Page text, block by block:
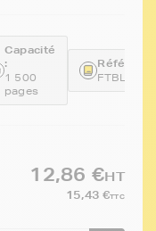
Capacité
:
1 500
pages
12,86 €HT
15,43 €TTC